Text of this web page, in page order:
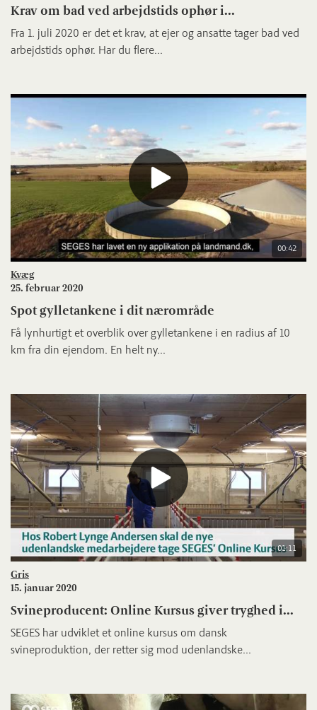
Krav om bad ved arbejdstids ophør i...
Fra 1. juli 2020 er det et krav, at ejer og ansatte tager bad ved
arbejdstids ophør. Har du flere...
00:42
Kvæg
25. februar 2020
Spot gylletankene i dit nærområde
Få lynhurtigt et overblik over gylletankene i en radius af 10
km fra din ejendom. En helt ny...
01:11
Gris
15. januar 2020
Svineproducent: Online Kursus giver tryghed i...
SEGES har udviklet et online kursus om dansk
svineproduktion, der retter sig mod udenlandske...